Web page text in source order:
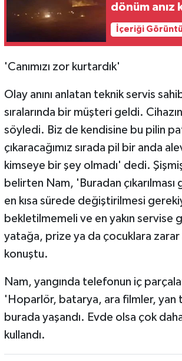
dönüm anız
İçeriği
'Canımızı zor kurtardık'
Olay anını anlatan teknik servis
sıralarında bir müşteri geldi.
söyledi. Biz de kendisine bu pilin
çıkaracağımız sırada pil bir anda
kimseye bir şey olmadı' dedi.
belirten Nam, 'Buradan
en kısa sürede değiştirilmesi
bekletilmemeli ve en yakın servise
yatağa, prize ya da çocuklara
konuştu.
Nam, yangında telefonun iç
'Hoparlör, batarya, ara filmler, yan
burada yaşandı. Evde olsa çok
kullandı.